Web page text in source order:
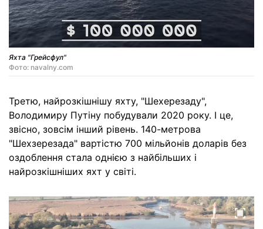
Яхта "Грейсфул"
Фото: navalny.com
Третю, найрозкішнішу яхту, "Шехерезаду",
Володимиру Путіну побудували 2020 року. І це,
звісно, зовсім інший рівень. 140-метрова
"Шехзерезада" вартістю 700 мільйонів доларів без
оздоблення стала однією з найбільших і
найрозкішніших яхт у світі.